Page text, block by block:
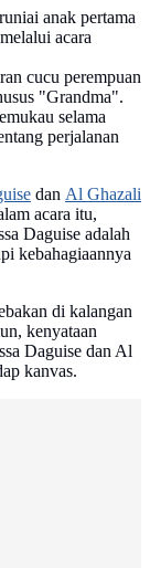
anak pertama
acara
cucu perempuan
"Grandma".
selama
perjalanan
dan Al Ghazali
acara itu,
Daguise adalah
kebahagiaannya
di kalangan
kenyataan
Daguise dan Al
kanvas.